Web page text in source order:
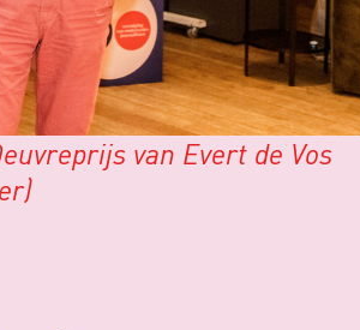
van Evert de Vos